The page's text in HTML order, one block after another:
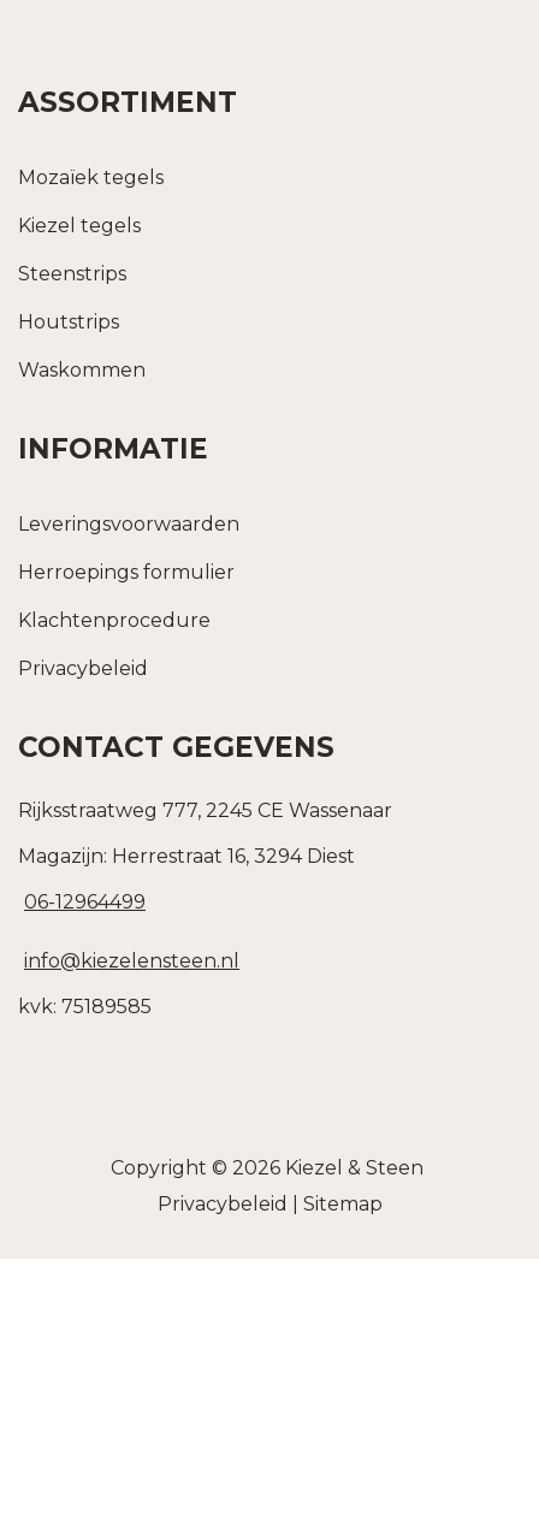
ASSORTIMENT
Mozaïek tegels
Kiezel tegels
Steenstrips
Houtstrips
Waskommen
INFORMATIE
Leveringsvoorwaarden
Herroepings formulier
Klachtenprocedure
Privacybeleid
CONTACT GEGEVENS
Rijksstraatweg 777, 2245 CE Wassenaar
Magazijn: Herrestraat 16, 3294 Diest
06-12964499
info@kiezelensteen.nl
kvk: 75189585
Copyright © 2026 Kiezel & Steen
Privacybeleid
Sitemap